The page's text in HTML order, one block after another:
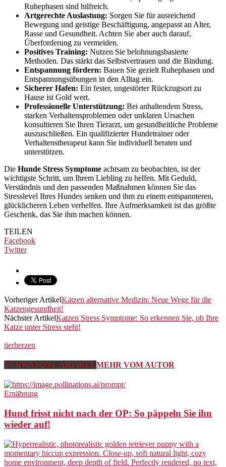
Ruhephasen sind hilfreich.
Artgerechte Auslastung: Sorgen Sie für ausreichend
Bewegung und geistige Beschäftigung, angepasst an Alter,
Rasse und Gesundheit. Achten Sie aber auch darauf,
Überforderung zu vermeiden.
Positives Training: Nutzen Sie belohnungsbasierte
Methoden. Das stärkt das Selbstvertrauen und die Bindung.
Entspannung fördern: Bauen Sie gezielt Ruhephasen und
Entspannungsübungen in den Alltag ein.
Sicherer Hafen: Ein fester, ungestörter Rückzugsort zu
Hause ist Gold wert.
Professionelle Unterstützung: Bei anhaltendem Stress,
starken Verhaltensproblemen oder unklaren Ursachen
konsultieren Sie Ihren Tierarzt, um gesundheitliche Probleme
auszuschließen. Ein qualifizierter Hundetrainer oder
Verhaltenstherapeut kann Sie individuell beraten und
unterstützen.
Die Hunde Stress Symptome achtsam zu beobachten, ist der
wichtigste Schritt, um Ihrem Liebling zu helfen. Mit Geduld,
Verständnis und den passenden Maßnahmen können Sie das
Stresslevel Ihres Hundes senken und ihm zu einem entspannteren,
glücklicheren Leben verhelfen. Ihre Aufmerksamkeit ist das größte
Geschenk, das Sie ihm machen können.
TEILEN
Facebook
Twitter
Vorheriger ArtikelKatzen alternative Medizin: Neue Wege für die
Katzengesundheit!
Nächster ArtikelKatzen Stress Symptome: So erkennen Sie, ob Ihre
Katze unter Stress steht!
tierherzen
VERWANDTE ARTIKELMEHR VOM AUTOR
Ernährung
Hund frisst nicht nach der OP: So päppeln Sie ihn
wieder auf!